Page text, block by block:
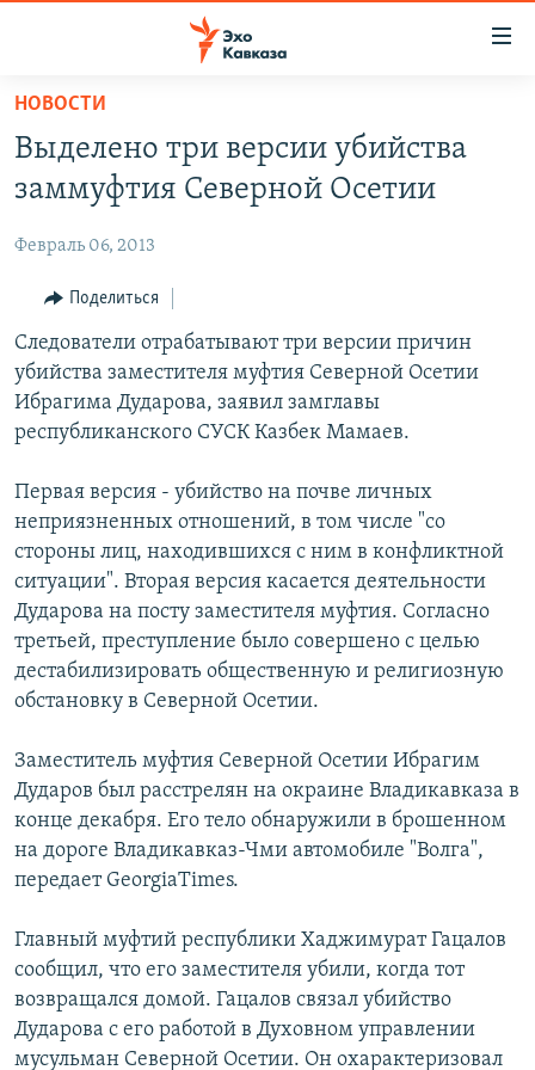
Вернуться
основному
содержанию
навигации
Вернутся
поиску
ТБИЛИСИ
СУХУМИ
ЦХИНВАЛИ
ВЕСЬ КАВКАЗ
СЕВЕРНЫЙ КАВКАЗ
АЗЕРБАЙДЖАН
ТЕМЫ
ЭКОНОМИКА
КУЛЬТУРА
СПОРТ
РУБРИКИ
НЕКРУГЛЫЙ СТОЛ
ПОЗИЦИЯ
БЛОГИ
ЧИТАЕМ ПРЕССУ
МУЛЬТИМЕДИА
ФОТО
ПОДКАСТЫ
АРХИВ РАДИОПРОГРАММЫ
ПРИСОЕДИНЯЙТЕСЬ!
Все сайты РСЕ/РС
НОВОСТИ
Выделено три версии убийства
заммуфтия Северной Осетии
Февраль 06, 2013
Поделиться
Следователи отрабатывают три версии причин
убийства заместителя муфтия Северной Осетии
Ибрагима Дударова, заявил замглавы
республиканского СУСК Казбек Мамаев.
Первая версия - убийство на почве личных
неприязненных отношений, в том числе "со
стороны лиц, находившихся с ним в конфликтной
ситуации". Вторая версия касается деятельности
Дударова на посту заместителя муфтия. Согласно
третьей, преступление было совершено с целью
дестабилизировать общественную и религиозную
обстановку в Северной Осетии.
Заместитель муфтия Северной Осетии Ибрагим
Дударов был расстрелян на окраине Владикавказа в
конце декабря. Его тело обнаружили в брошенном
на дороге Владикавказ-Чми автомобиле "Волга",
передает GeorgiaTimes.
Главный муфтий республики Хаджимурат Гацалов
сообщил, что его заместителя убили, когда тот
возвращался домой. Гацалов связал убийство
Дударова с его работой в Духовном управлении
мусульман Северной Осетии. Он охарактеризовал